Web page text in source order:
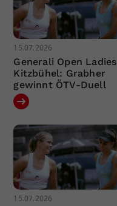
15.07.2026
Generali Open Ladies
Kitzbühel: Grabher
gewinnt ÖTV-Duell
15.07.2026